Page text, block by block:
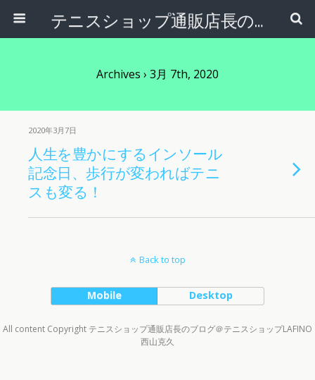
テニスショップ通販店長のブログ＠テニスショップLAFINO 西山克久
Archives › 3月 7th, 2020
2020年3月7日
人生を豊かにするインソール
記念日、歩行が変わればテニ
スも変る！
Back to top
Mobile Desktop
All content Copyright テニスショップ通販店長のブログ＠テニスショップLAFINO
西山克久